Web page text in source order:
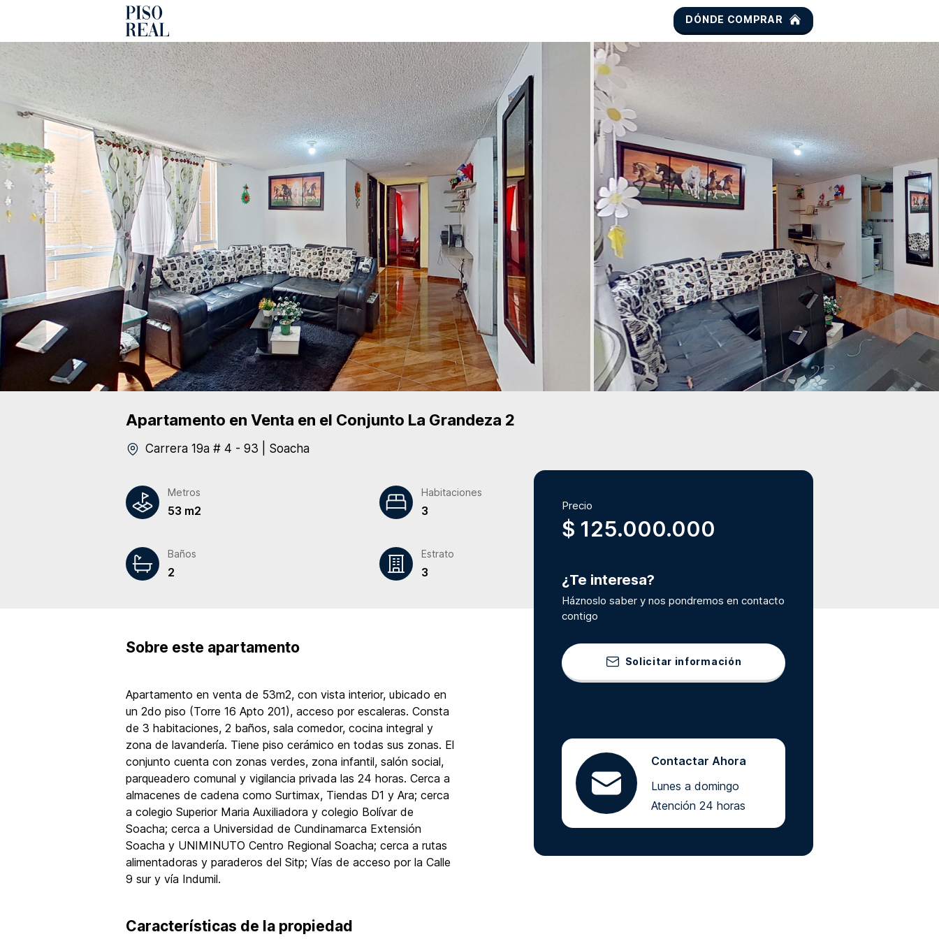
DÓNDE COMPRAR
Apartamento en Venta en el Conjunto La Grandeza 2
Carrera 19a # 4 - 93 Soacha
Metros
53 m2
Habitaciones
3
Baños
2
Estrato
3
Sobre este apartamento
Apartamento en venta de 53m2, con vista interior, ubicado en
un 2do piso (Torre 16 Apto 201), acceso por escaleras. Consta
de 3 habitaciones, 2 baños, sala comedor, cocina integral y
zona de lavandería. Tiene piso cerámico en todas sus zonas. El
conjunto cuenta con zonas verdes, zona infantil, salón social,
parqueadero comunal y vigilancia privada las 24 horas. Cerca a
almacenes de cadena como Surtimax, Tiendas D1 y Ara; cerca
a colegio Superior Maria Auxiliadora y colegio Bolívar de
Soacha; cerca a Universidad de Cundinamarca Extensión
Soacha y UNIMINUTO Centro Regional Soacha; cerca a rutas
alimentadoras y paraderos del Sitp; Vías de acceso por la Calle
9 sur y vía Indumil.
Características de la propiedad
Precio
$ 125.000.000
¿Te interesa?
Háznoslo saber y nos pondremos en contacto
contigo
Solicitar información
Contactar Ahora
Lunes a domingo
Atención 24 horas